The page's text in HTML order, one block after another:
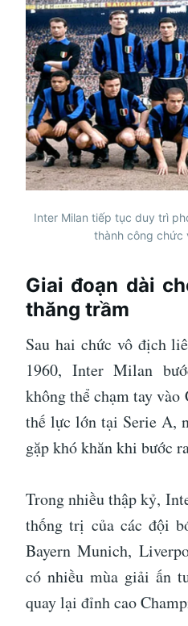
Inter Milan tiếp tục duy trì
thành công chức
Giai đoạn dài
thăng trầm
Sau hai chức vô địch
1960, Inter Milan
không thể chạm tay
thế lực lớn tại Serie A,
gặp khó khăn khi bước
Trong nhiều thập kỷ,
thống trị của các đội
Bayern Munich,
có nhiều mùa giải ấn
quay lại đỉnh cao